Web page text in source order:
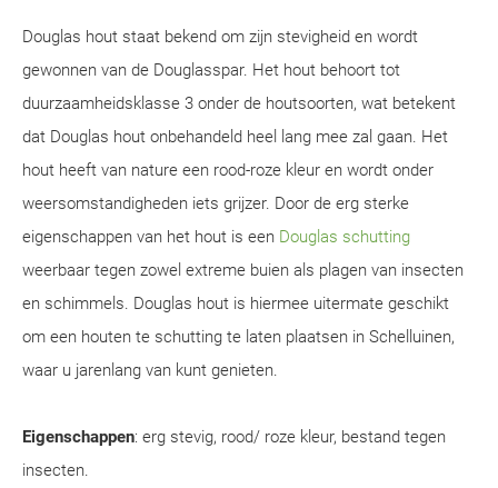
Douglas hout staat bekend om zijn stevigheid en wordt
gewonnen van de Douglasspar. Het hout behoort tot
duurzaamheidsklasse 3 onder de houtsoorten, wat betekent
dat Douglas hout onbehandeld heel lang mee zal gaan. Het
hout heeft van nature een rood-roze kleur en wordt onder
weersomstandigheden iets grijzer. Door de erg sterke
eigenschappen van het hout is een Douglas schutting
weerbaar tegen zowel extreme buien als plagen van insecten
en schimmels. Douglas hout is hiermee uitermate geschikt
om een houten te schutting te laten plaatsen in Schelluinen,
waar u jarenlang van kunt genieten.
Eigenschappen: erg stevig, rood/ roze kleur, bestand tegen
insecten.